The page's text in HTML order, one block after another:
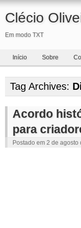
Clécio
Em modo TXT
Início Sobre
Tag Archives:
Acordo
para
Postado em 2 de agosto